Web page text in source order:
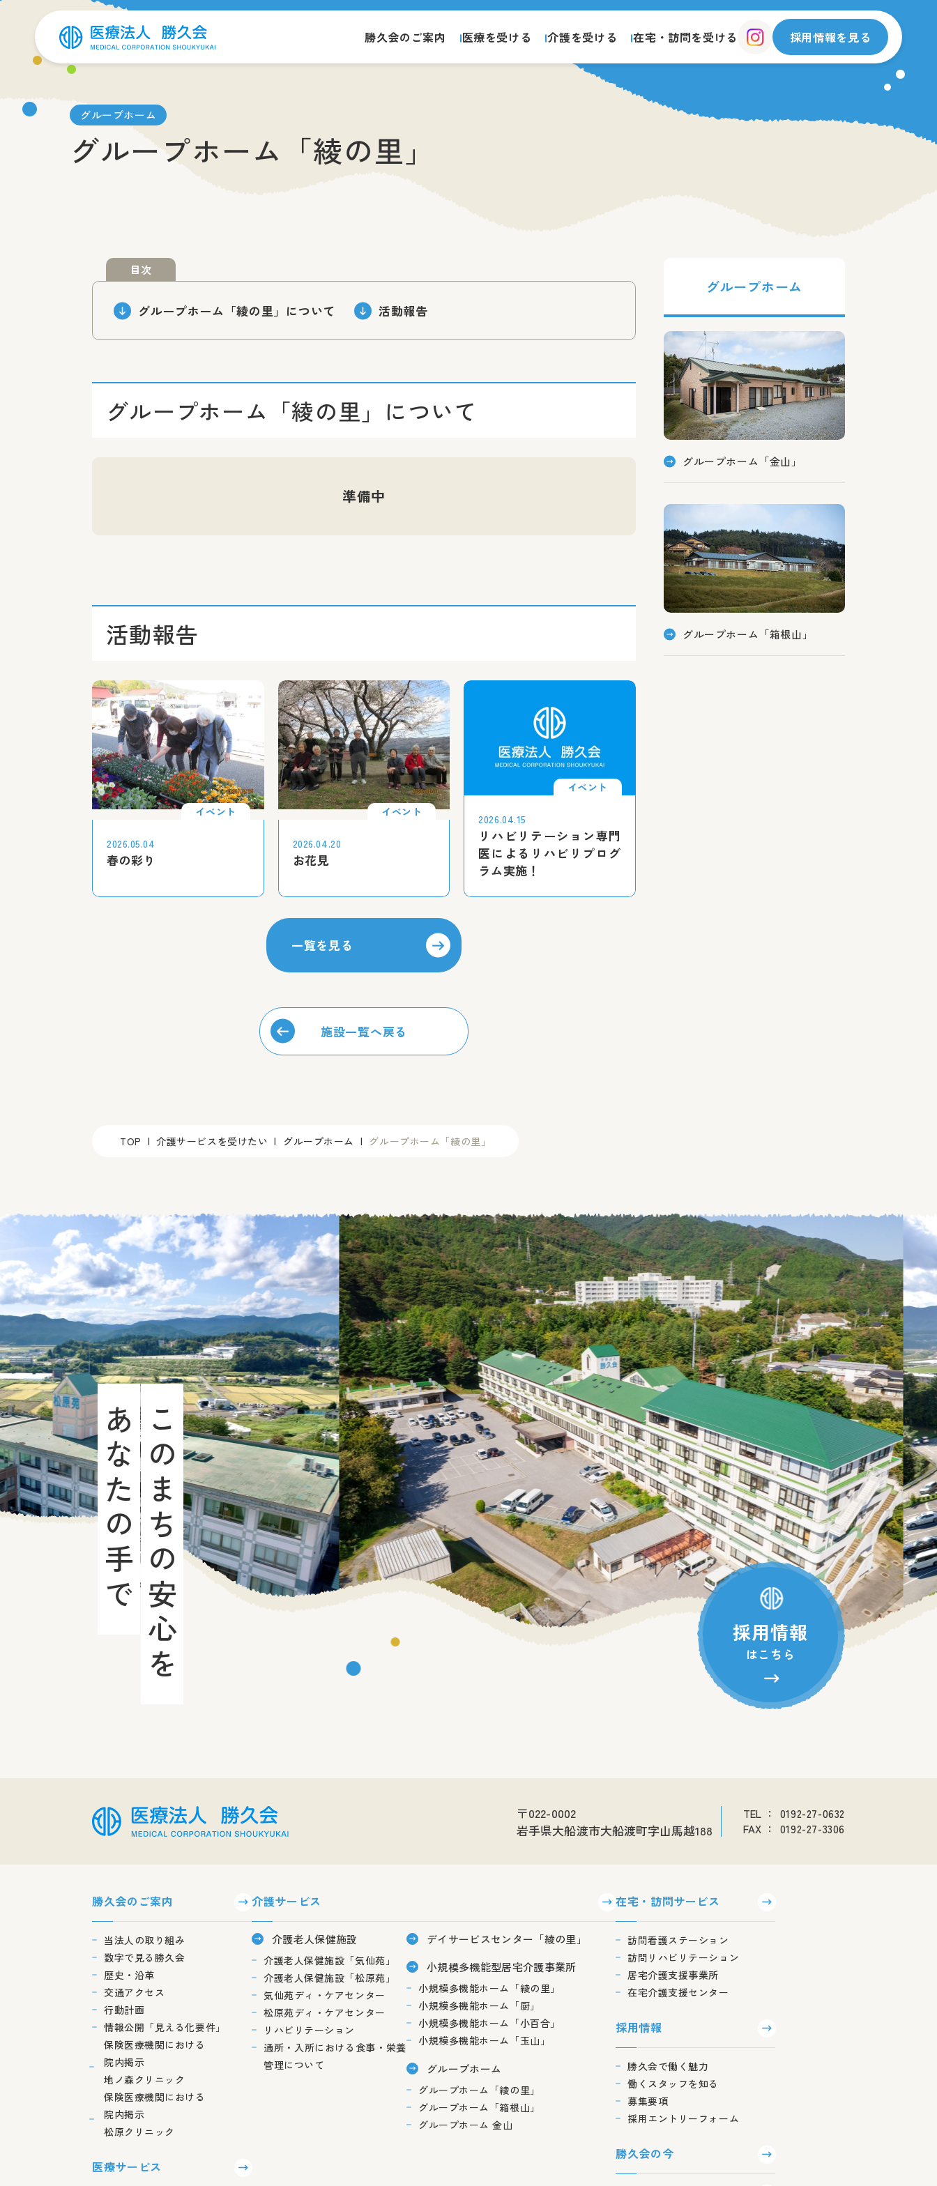
勝久会のご案内 医療を受ける 介護を受ける 在宅・訪問を受ける 採用情報を見る
グループホーム
グループホーム「綾の里」
目次
グループホーム「綾の里」について 活動報告
グループホーム「綾の里」について
準備中
活動報告
イベント
2026.05.04
春の彩り
イベント
2026.04.20
お花見
イベント
2026.04.15
リハビリテーション専門
医によるリハビリプログ
ラム実施！
一覧を見る
施設一覧へ戻る
グループホーム
グループホーム「金山」
グループホーム「箱根山」
TOP 介護サービスを受けたい グループホーム グループホーム「綾の里」
このまちの安心を
あなたの手で
採用情報
はこちら
〒022-0002
岩手県大船渡市大船渡町字山馬越188
TEL ：
0192-27-0632
FAX ： 0192-27-3306
勝久会のご案内
当法人の取り組み
数字で見る勝久会
歴史・沿革
交通アクセス
行動計画
情報公開「見える化要件」
保険医療機関における
院内掲示
地ノ森クリニック
保険医療機関における
院内掲示
松原クリニック
医療サービス
介護サービス
介護老人保健施設
介護老人保健施設「気仙苑」
介護老人保健施設「松原苑」
気仙苑ディ・ケアセンター
松原苑ディ・ケアセンター
リハビリテーション
通所・入所における食事・栄養
管理について
デイサービスセンター「綾の里」
小規模多機能型居宅介護事業所
小規模多機能ホーム「綾の里」
小規模多機能ホーム「厨」
小規模多機能ホーム「小百合」
小規模多機能ホーム「玉山」
グループホーム
グループホーム「綾の里」
グループホーム「箱根山」
グループホーム 金山
在宅・訪問サービス
訪問看護ステーション
訪問リハビリテーション
居宅介護支援事業所
在宅介護支援センター
採用情報
勝久会で働く魅力
働くスタッフを知る
募集要項
採用エントリーフォーム
勝久会の今